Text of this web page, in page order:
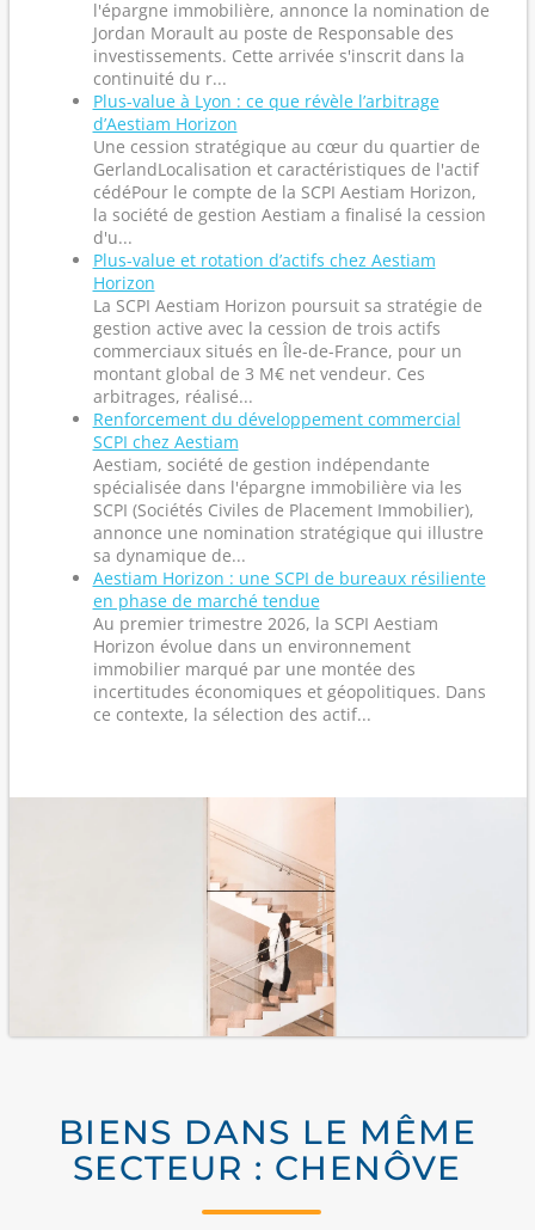
l'épargne immobilière, annonce la nomination de
Jordan Morault au poste de Responsable des
investissements. Cette arrivée s'inscrit dans la
continuité du r...
Plus-value à Lyon : ce que révèle l’arbitrage
d’Aestiam Horizon
Une cession stratégique au cœur du quartier de
GerlandLocalisation et caractéristiques de l'actif
cédéPour le compte de la SCPI Aestiam Horizon,
la société de gestion Aestiam a finalisé la cession
d'u...
Plus-value et rotation d’actifs chez Aestiam
Horizon
La SCPI Aestiam Horizon poursuit sa stratégie de
gestion active avec la cession de trois actifs
commerciaux situés en Île-de-France, pour un
montant global de 3 M€ net vendeur. Ces
arbitrages, réalisé...
Renforcement du développement commercial
SCPI chez Aestiam
Aestiam, société de gestion indépendante
spécialisée dans l'épargne immobilière via les
SCPI (Sociétés Civiles de Placement Immobilier),
annonce une nomination stratégique qui illustre
sa dynamique de...
Aestiam Horizon : une SCPI de bureaux résiliente
en phase de marché tendue
Au premier trimestre 2026, la SCPI Aestiam
Horizon évolue dans un environnement
immobilier marqué par une montée des
incertitudes économiques et géopolitiques. Dans
ce contexte, la sélection des actif...
BIENS DANS LE MÊME
SECTEUR : CHENÔVE